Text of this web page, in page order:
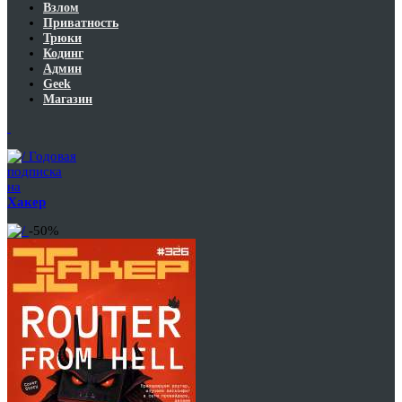
Взлом
Приватность
Трюки
Кодинг
Админ
Geek
Магазин
Годовая
подписка
на
Хакер
-50%